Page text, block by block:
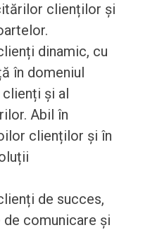
clienților și
dinamic, cu
în domeniul
și al
Abil în
clienților și în
de succes,
comunicare și